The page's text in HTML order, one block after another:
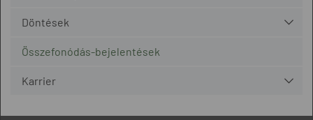
Döntések
Összefonódás-bejelentések
Karrier